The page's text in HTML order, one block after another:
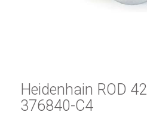
Heidenhain ROD
376840-C4